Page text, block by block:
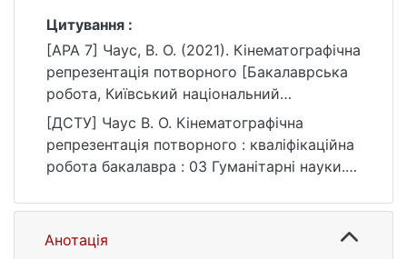
Цитування :
[APA 7] Чаус, В. О. (2021). Кінематографічна
репрезентація потворного [Бакалаврська
робота, Київський національний
університет імені Тараса Шевченка].
eKNUTSHIR.
https://ir.library.knu.ua/handle/123456789/20
65
[ДСТУ] Чаус В. О. Кінематографічна
репрезентація потворного : кваліфікаційна
робота бакалавра : 03 Гуманітарні науки.
https://ir.library.knu.ua/handle/123456789/20
65 (дата звернення: 25.07.2026).
Анотація